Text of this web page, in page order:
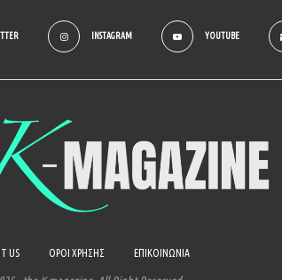
INSTAGRAM YOUTUBE
US ΟΡΟΙ ΧΡΗΣΗΣ ΕΠΙΚΟΙΝΩΝΙΑ